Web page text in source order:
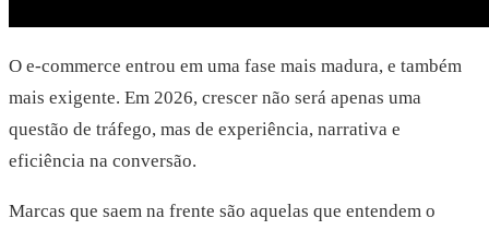
O e-commerce entrou em uma fase mais madura, e também
mais exigente. Em 2026, crescer não será apenas uma
questão de tráfego, mas de experiência, narrativa e
eficiência na conversão.
Marcas que saem na frente são aquelas que entendem o